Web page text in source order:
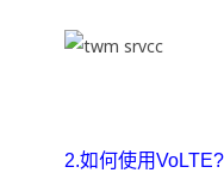
2.如何使用VoLTE?